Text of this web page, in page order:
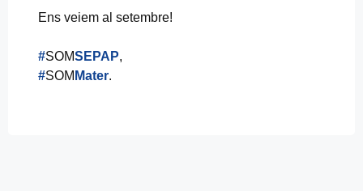
Ens veiem al setembre!
#SOMSEPAP,
#SOM Mater.